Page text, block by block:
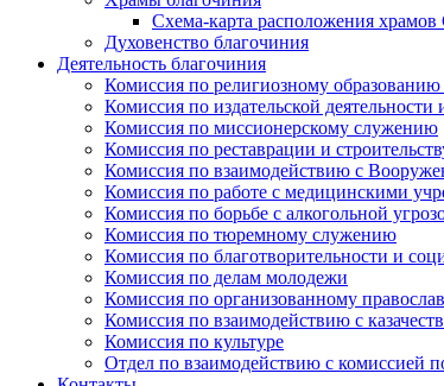
Схема-карта расположения храмов
Духовенство благочиния
Деятельность благочиния
Комиссия по религиозному образованию
Комиссия по издательской
Комиссия по миссионерскому служению
Комиссия по реставрации и
Комиссия по взаимодействию с
Комиссия по работе с медицинскими
Комиссия по борьбе с алкогольной
Комиссия по тюремному служению
Комиссия по благотворительности и
Комиссия по делам молодежи
Комиссия по организованному
Комиссия по взаимодействию с
Комиссия по культуре
Отдел по взаимодействию с комиссией